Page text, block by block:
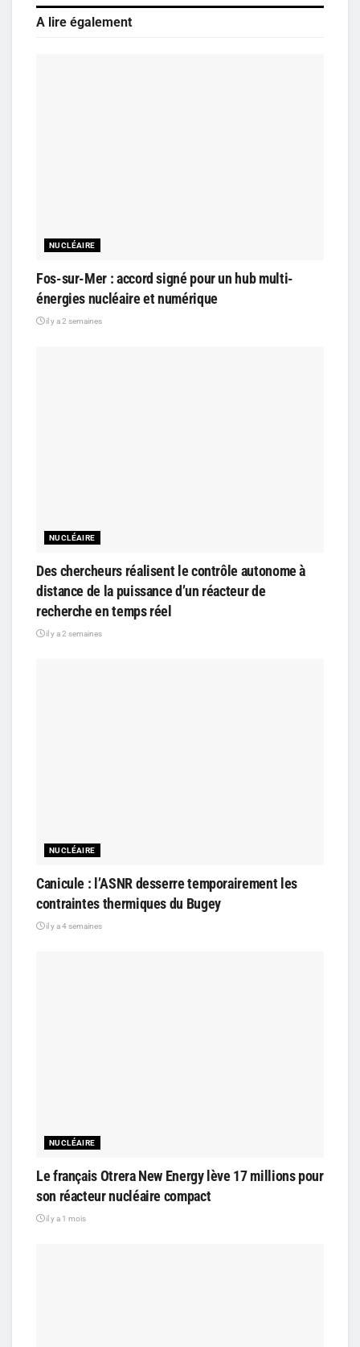
A lire également
NUCLÉAIRE
Fos-sur-Mer : accord signé pour un hub multi-
énergies nucléaire et numérique
il y a 2 semaines
NUCLÉAIRE
Des chercheurs réalisent le contrôle autonome à
distance de la puissance d’un réacteur de
recherche en temps réel
il y a 2 semaines
NUCLÉAIRE
Canicule : l’ASNR desserre temporairement les
contraintes thermiques du Bugey
il y a 4 semaines
NUCLÉAIRE
Le français Otrera New Energy lève 17 millions pour
son réacteur nucléaire compact
il y a 1 mois